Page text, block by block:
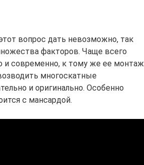
вопрос дать невозможно, так
факторов. Чаще всего
и современно, к тому же ее монтаж
многоскатные
и оригинально. Особенно
с мансардой.